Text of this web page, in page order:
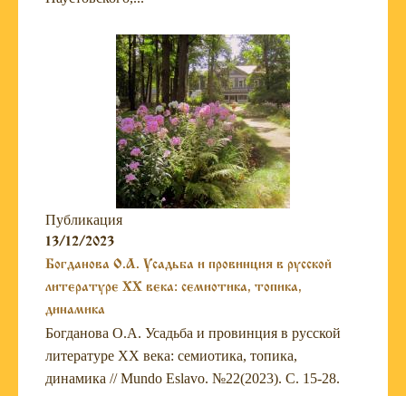
Публикация
13/12/2023
Богданова О.А. Усадьба и провинция в русской
литературе XX века: семиотика, топика,
динамика
Богданова О.А. Усадьба и провинция в русской
литературе XX века: семиотика, топика,
динамика // Mundo Eslavo. №22(2023). С. 15-28.